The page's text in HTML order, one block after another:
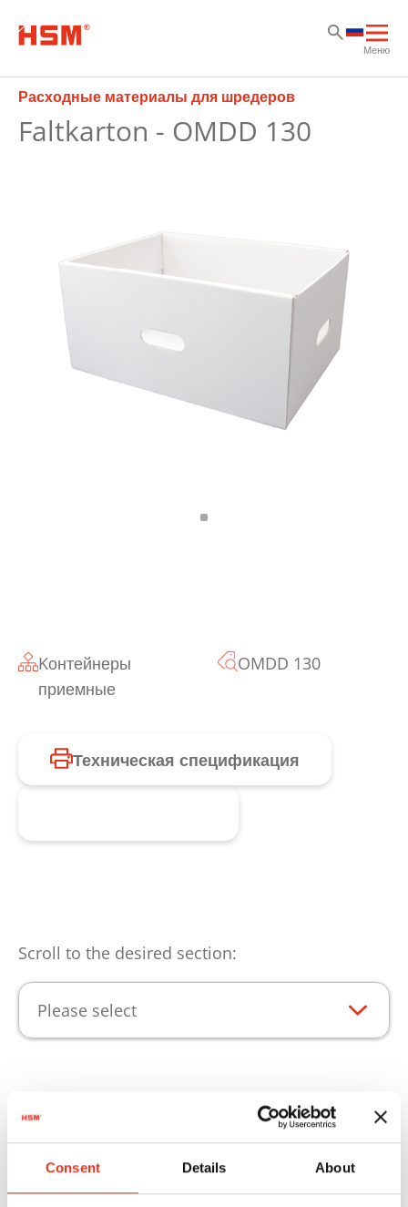
Consent Details About
Меню
Расходные материалы для шредеров
Faltkarton - OMDD 130
Kонтейнеры
приемные
OMDD 130
Техническая спецификация
Scroll to the desired section:
Please select
Ключевые преимущества
продукта
Для обеспечения стабильной работы Вашего